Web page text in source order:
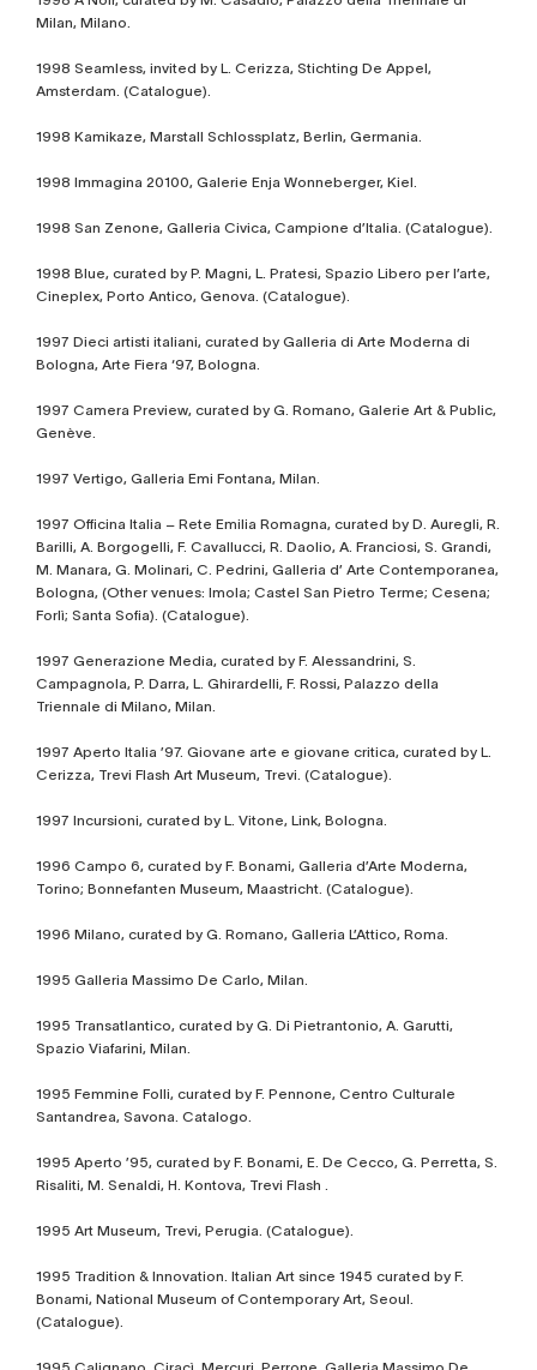
Milan, Milano.
1998 Seamless, invited by L. Cerizza, Stichting De Appel,
Amsterdam. (Catalogue).
1998 Kamikaze, Marstall Schlossplatz, Berlin, Germania.
1998 Immagina 20100, Galerie Enja Wonneberger, Kiel.
1998 San Zenone, Galleria Civica, Campione d’Italia. (Catalogue).
1998 Blue, curated by P. Magni, L. Pratesi, Spazio Libero per l’arte,
Cineplex, Porto Antico, Genova. (Catalogue).
1997 Dieci artisti italiani, curated by Galleria di Arte Moderna di
Bologna, Arte Fiera ‘97, Bologna.
1997 Camera Preview, curated by G. Romano, Galerie Art & Public,
Genève.
1997 Vertigo, Galleria Emi Fontana, Milan.
1997 Officina Italia – Rete Emilia Romagna, curated by D. Auregli, R.
Barilli, A. Borgogelli, F. Cavallucci, R. Daolio, A. Franciosi, S. Grandi,
M. Manara, G. Molinari, C. Pedrini, Galleria d’ Arte Contemporanea,
Bologna, (Other venues: Imola; Castel San Pietro Terme; Cesena;
Forlì; Santa Sofia). (Catalogue).
1997 Generazione Media, curated by F. Alessandrini, S.
Campagnola, P. Darra, L. Ghirardelli, F. Rossi, Palazzo della
Triennale di Milano, Milan.
1997 Aperto Italia ’97. Giovane arte e giovane critica, curated by L.
Cerizza, Trevi Flash Art Museum, Trevi. (Catalogue).
1997 Incursioni, curated by L. Vitone, Link, Bologna.
1996 Campo 6, curated by F. Bonami, Galleria d’Arte Moderna,
Torino; Bonnefanten Museum, Maastricht. (Catalogue).
1996 Milano, curated by G. Romano, Galleria L’Attico, Roma.
1995 Galleria Massimo De Carlo, Milan.
1995 Transatlantico, curated by G. Di Pietrantonio, A. Garutti,
Spazio Viafarini, Milan.
1995 Femmine Folli, curated by F. Pennone, Centro Culturale
Santandrea, Savona. Catalogo.
1995 Aperto ’95, curated by F. Bonami, E. De Cecco, G. Perretta, S.
Risaliti, M. Senaldi, H. Kontova, Trevi Flash .
1995 Art Museum, Trevi, Perugia. (Catalogue).
1995 Tradition & Innovation. Italian Art since 1945 curated by F.
Bonami, National Museum of Contemporary Art, Seoul.
(Catalogue).